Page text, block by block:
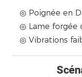
◎ Poignée en
◎ Lame forgée
◎ Vibrations